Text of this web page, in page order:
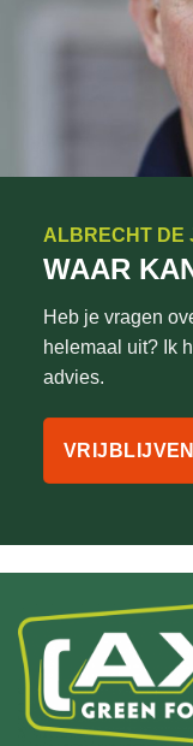
ALBRECHT DE
WAAR
Heb je vragen
helemaal uit? Ik
advies.